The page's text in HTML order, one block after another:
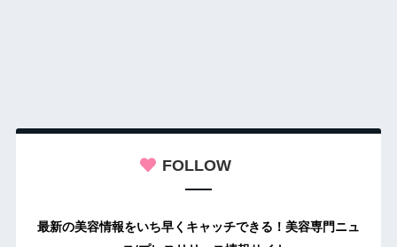
FOLLOW
最新の美容情報をいち早くキャッチできる！美容専門ニュ